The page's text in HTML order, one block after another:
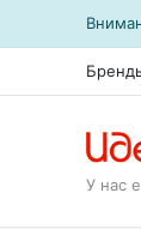
У нас